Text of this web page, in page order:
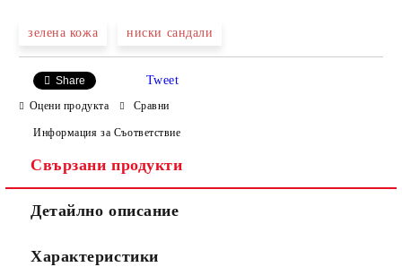
Ние ще се свържем с вас в рамките на работния ден.
зелена кожа ниски сандали
Share Tweet
Оцени продукта Сравни
Информация за Съответствие
Свързани продукти
Детайлно описание
Характеристики